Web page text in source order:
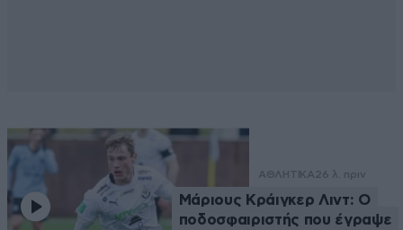
ΑΘΛΗΤΙΚΑ26 λ. πριν
Μάριους Κράιγκερ Λιντ: Ο
ποδοσφαιριστής που έγραψε